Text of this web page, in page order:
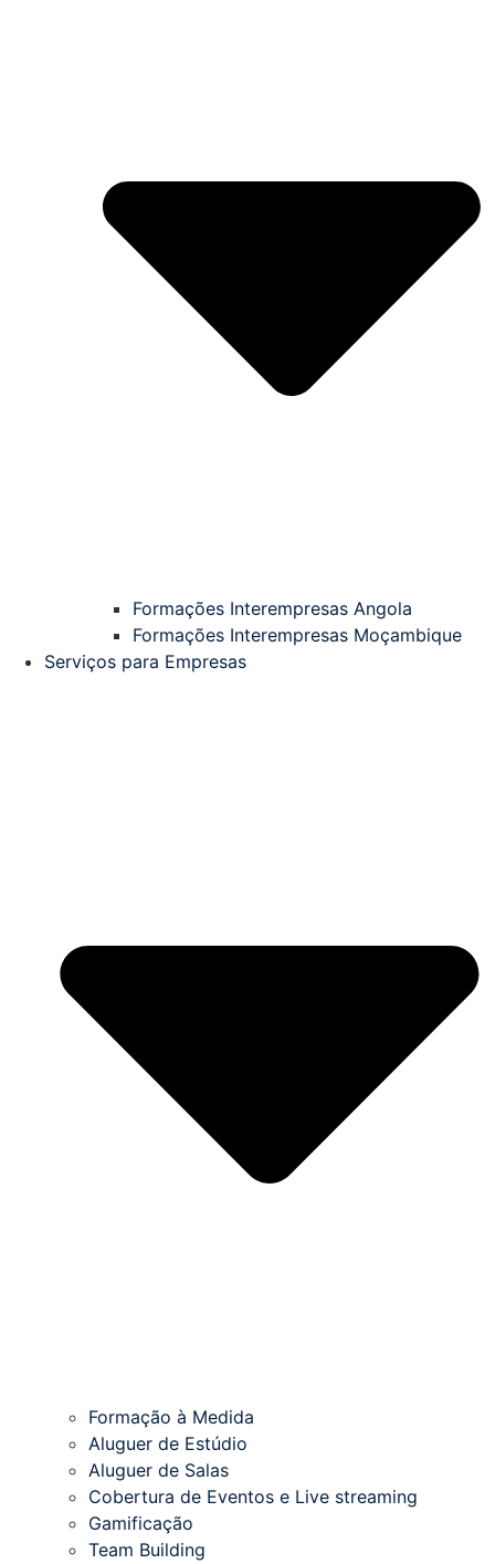
Formações Interempresas Angola
Formações Interempresas Moçambique
Serviços para Empresas
Formação à Medida
Aluguer de Estúdio
Aluguer de Salas
Cobertura de Eventos e Live streaming
Gamificação
Team Building